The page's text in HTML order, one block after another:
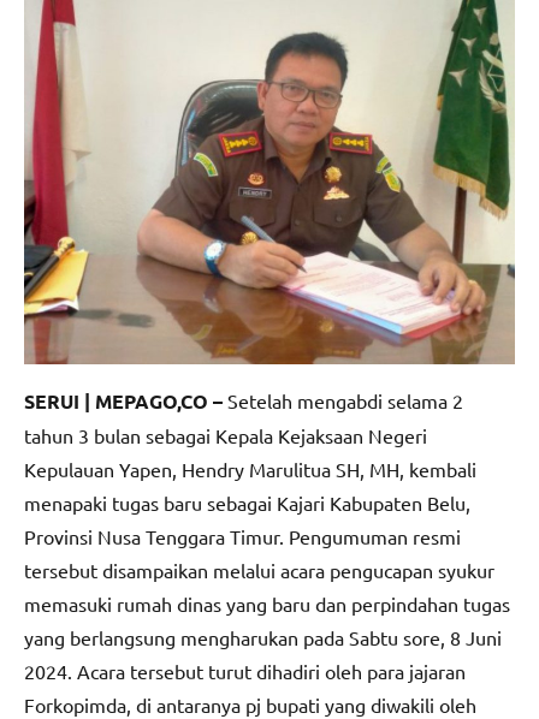
SERUI | MEPAGO,CO – Setelah mengabdi selama 2
tahun 3 bulan sebagai Kepala Kejaksaan Negeri
Kepulauan Yapen, Hendry Marulitua SH, MH, kembali
menapaki tugas baru sebagai Kajari Kabupaten Belu,
Provinsi Nusa Tenggara Timur. Pengumuman resmi
tersebut disampaikan melalui acara pengucapan syukur
memasuki rumah dinas yang baru dan perpindahan tugas
yang berlangsung mengharukan pada Sabtu sore, 8 Juni
2024. Acara tersebut turut dihadiri oleh para jajaran
Forkopimda, di antaranya pj bupati yang diwakili oleh